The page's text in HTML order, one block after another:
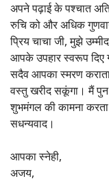
अपने पढ़ाई के पश्चात
रुचि को और अधिक
प्रिय चाचा जी, मुझे
आपके उपहार स्वरूप दिए
सदैव आपका स्मरण
वस्तु खरीद सकूंगा। मैं
शुभमंगल की कामना
सधन्यवाद।
आपका स्नेही,
अजय,